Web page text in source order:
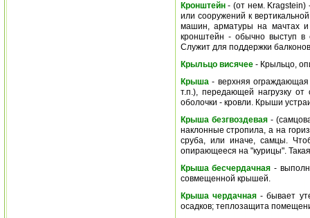
Кронштейн- (от нем. Kragstein)
или сооружений к
машин, арматуры на мачтах и
кронштейн - обычно выступ в
Служит для поддержки
Крыльцо висячее- Крыльцо,
Крыша- верхняя ограждающая
т.п.), передающей нагрузку
оболочки - кровли. Крыши
Крыша безгвоздевая-
наклонные стропила, а на
сруба, или иначе, самцы.
опирающееся на "курицы".
Крыша бесчердачная -
совмещенной крышей.
Крыша чердачная- бывает
осадков; теплозащита